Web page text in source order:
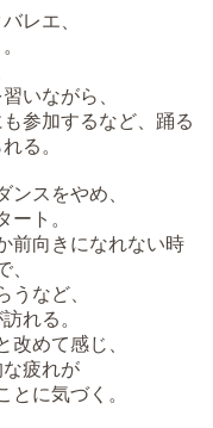
レエ、
いながら、
参加するなど、踊る
る。
ンスをやめ、
ト。
前向きになれない時
など、
れる。
めて感じ、
疲れが
とに気づく。